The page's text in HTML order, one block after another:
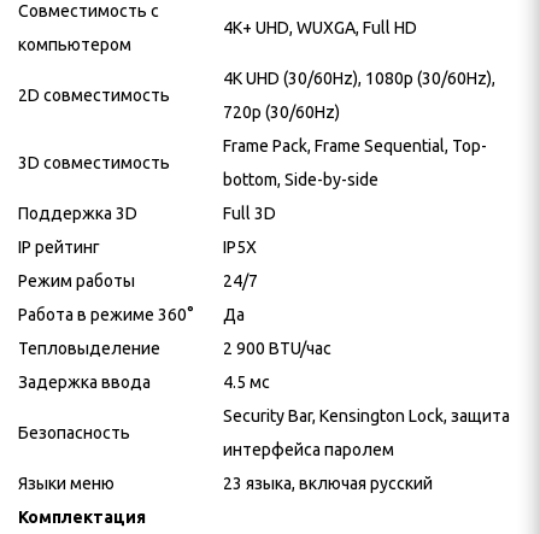
Совместимость с
компьютером
4K+ UHD, WUXGA, Full HD
2D совместимость
4K UHD (30/60Hz), 1080p (30/60Hz),
720p (30/60Hz)
3D совместимость
Frame Pack, Frame Sequential, Top-
bottom, Side-by-side
Поддержка 3D
Full 3D
IP рейтинг
IP5X
Режим работы
24/7
Работа в режиме 360°
Да
Тепловыделение
2 900 BTU/час
Задержка ввода
4.5 мс
Безопасность
Security Bar, Kensington Lock, защита
интерфейса паролем
Языки меню
23 языка, включая русский
Комплектация